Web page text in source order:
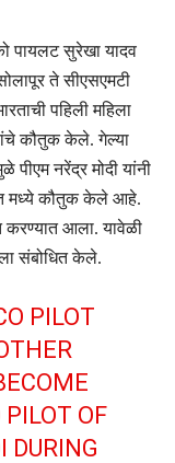
पायलट सुरेखा यादव
ते सीएसएमटी
पहिली महिला
कौतुक केले. गेल्या
पीएम नरेंद्र मोदी यांनी
मध्ये कौतुक केले आहे.
करण्यात आला. यावेळी
संबोधित केले.
PILOT
OF
DURING